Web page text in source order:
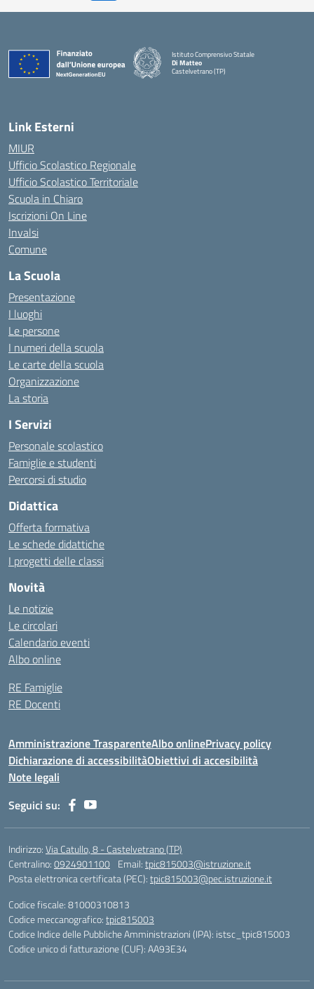
Istituto Comprensivo Statale
Di Matteo
Castelvetrano (TP)
Link Esterni
MIUR
Ufficio Scolastico Regionale
Ufficio Scolastico Territoriale
Scuola in Chiaro
Iscrizioni On Line
Invalsi
Comune
La Scuola
Presentazione
I luoghi
Le persone
I numeri della scuola
Le carte della scuola
Organizzazione
La storia
I Servizi
Personale scolastico
Famiglie e studenti
Percorsi di studio
Didattica
Offerta formativa
Le schede didattiche
I progetti delle classi
Novità
Le notizie
Le circolari
Calendario eventi
Albo online
RE Famiglie
RE Docenti
Amministrazione TrasparenteAlbo onlinePrivacy policy
Dichiarazione di accessibilitàObiettivi di accesibilità
Note legali
Seguici su:
Indirizzo:Via Catullo, 8 - Castelvetrano (TP)
Centralino:0924901100 Email:tpic815003@istruzione.it
Posta elettronica certificata (PEC):tpic815003@pec.istruzione.it
Codice fiscale: 81000310813
Codice meccanografico:tpic815003
Codice Indice delle Pubbliche Amministrazioni (IPA): istsc_tpic815003
Codice unico di fatturazione (CUF): AA93E34